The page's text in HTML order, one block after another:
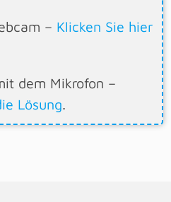
– Klicken Sie hier
dem Mikrofon –
Lösung